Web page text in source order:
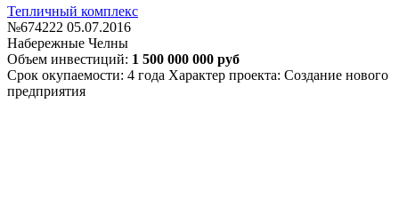
Тепличный комплекс
№674222 05.07.2016
Набережные Челны
Объем инвестиций: 1 500 000 000 руб
Срок окупаемости: 4 года Характер проекта: Создание нового
предприятия